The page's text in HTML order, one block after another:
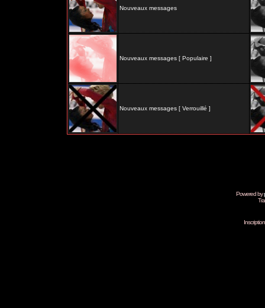
Nouveaux messages
Nouveaux messages [ Populaire ]
Nouveaux messages [ Verrouillé ]
Powered by